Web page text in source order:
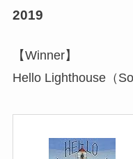
2019
【Winner】
Hello Lighthouse（